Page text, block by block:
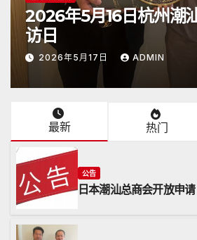
2026年5月16日杭州潮
访日
2026年5月17日 ADMIN
最新 热门
公告
日本潮汕总商会开放申请